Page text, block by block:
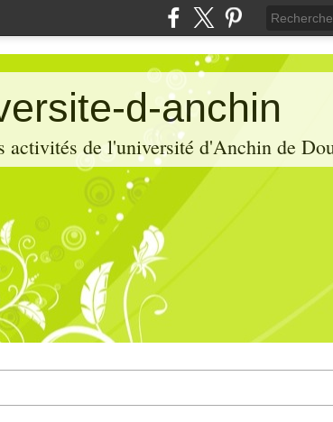
d-anchin
activités de l'université d'Anchin de